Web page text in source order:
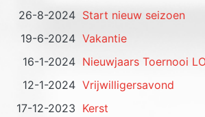
26-8-2024 Start nieuw seizoen
19-6-2024 Vakantie
16-1-2024 Nieuwjaars Toernooi
12-1-2024 Vrijwilligersavond
17-12-2023 Kerst